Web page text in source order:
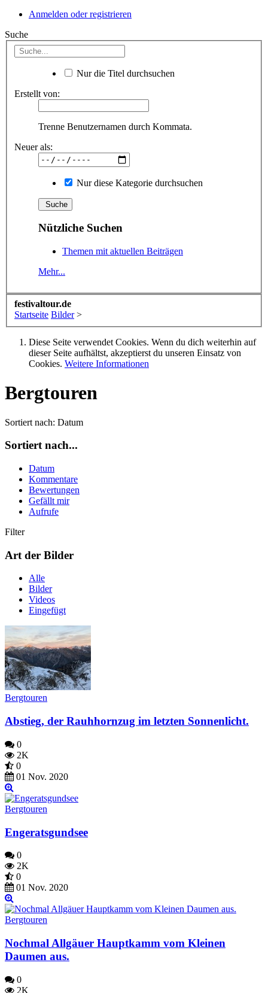
Anmelden oder registrieren
Suche
Nur die Titel durchsuchen
Erstellt von:
Trenne Benutzernamen durch Kommata.
Neuer als:
Nur diese Kategorie durchsuchen
Nützliche Suchen
Themen mit aktuellen Beiträgen
Mehr...
festivaltour.de
Startseite Bilder >
Diese Seite verwendet Cookies. Wenn du dich weiterhin auf
dieser Seite aufhältst, akzeptierst du unseren Einsatz von
Cookies. Weitere Informationen
Bergtouren
Sortiert nach: Datum
Sortiert nach...
Datum
Kommentare
Bewertungen
Gefällt mir
Aufrufe
Filter
Art der Bilder
Alle
Bilder
Videos
Eingefügt
Bergtouren
Abstieg, der Rauhhornzug im letzten Sonnenlicht.
0
2K
0
01 Nov. 2020
Bergtouren
Engeratsgundsee
0
2K
0
01 Nov. 2020
Bergtouren
Nochmal Allgäuer Hauptkamm vom Kleinen
Daumen aus.
0
2K